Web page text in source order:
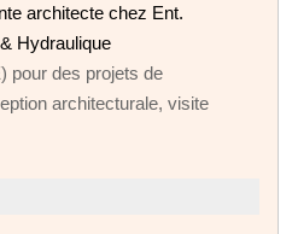
architecte chez Ent.
Hydraulique
pour des projets de
architecturale, visite